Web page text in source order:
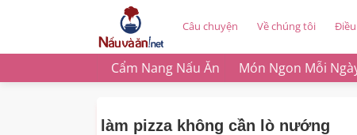
Câu chuyện Về chúng tôi
Cẩm Nang Nấu Ăn Món Ngon Mỗi
làm pizza không cần lò nướng